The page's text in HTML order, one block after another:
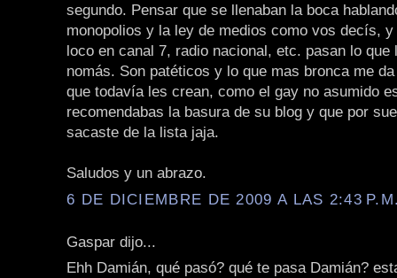
segundo. Pensar que se llenaban la boca
monopolios y la ley de medios como vos decís,
loco en canal 7, radio nacional, etc. pasan lo que
nomás. Son patéticos y lo que mas bronca me
que todavía les crean, como el gay no asumido
recomendabas la basura de su blog y que por
sacaste de la lista jaja.
Saludos y un abrazo.
6 DE DICIEMBRE DE 2009 A LAS 2:43
Gaspar dijo...
Ehh Damián, qué pasó? qué te pasa Damián?